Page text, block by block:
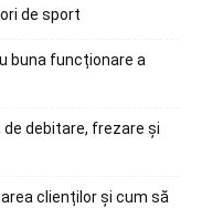
de sport
buna funcționare a
de debitare, frezare și
clienților și cum să